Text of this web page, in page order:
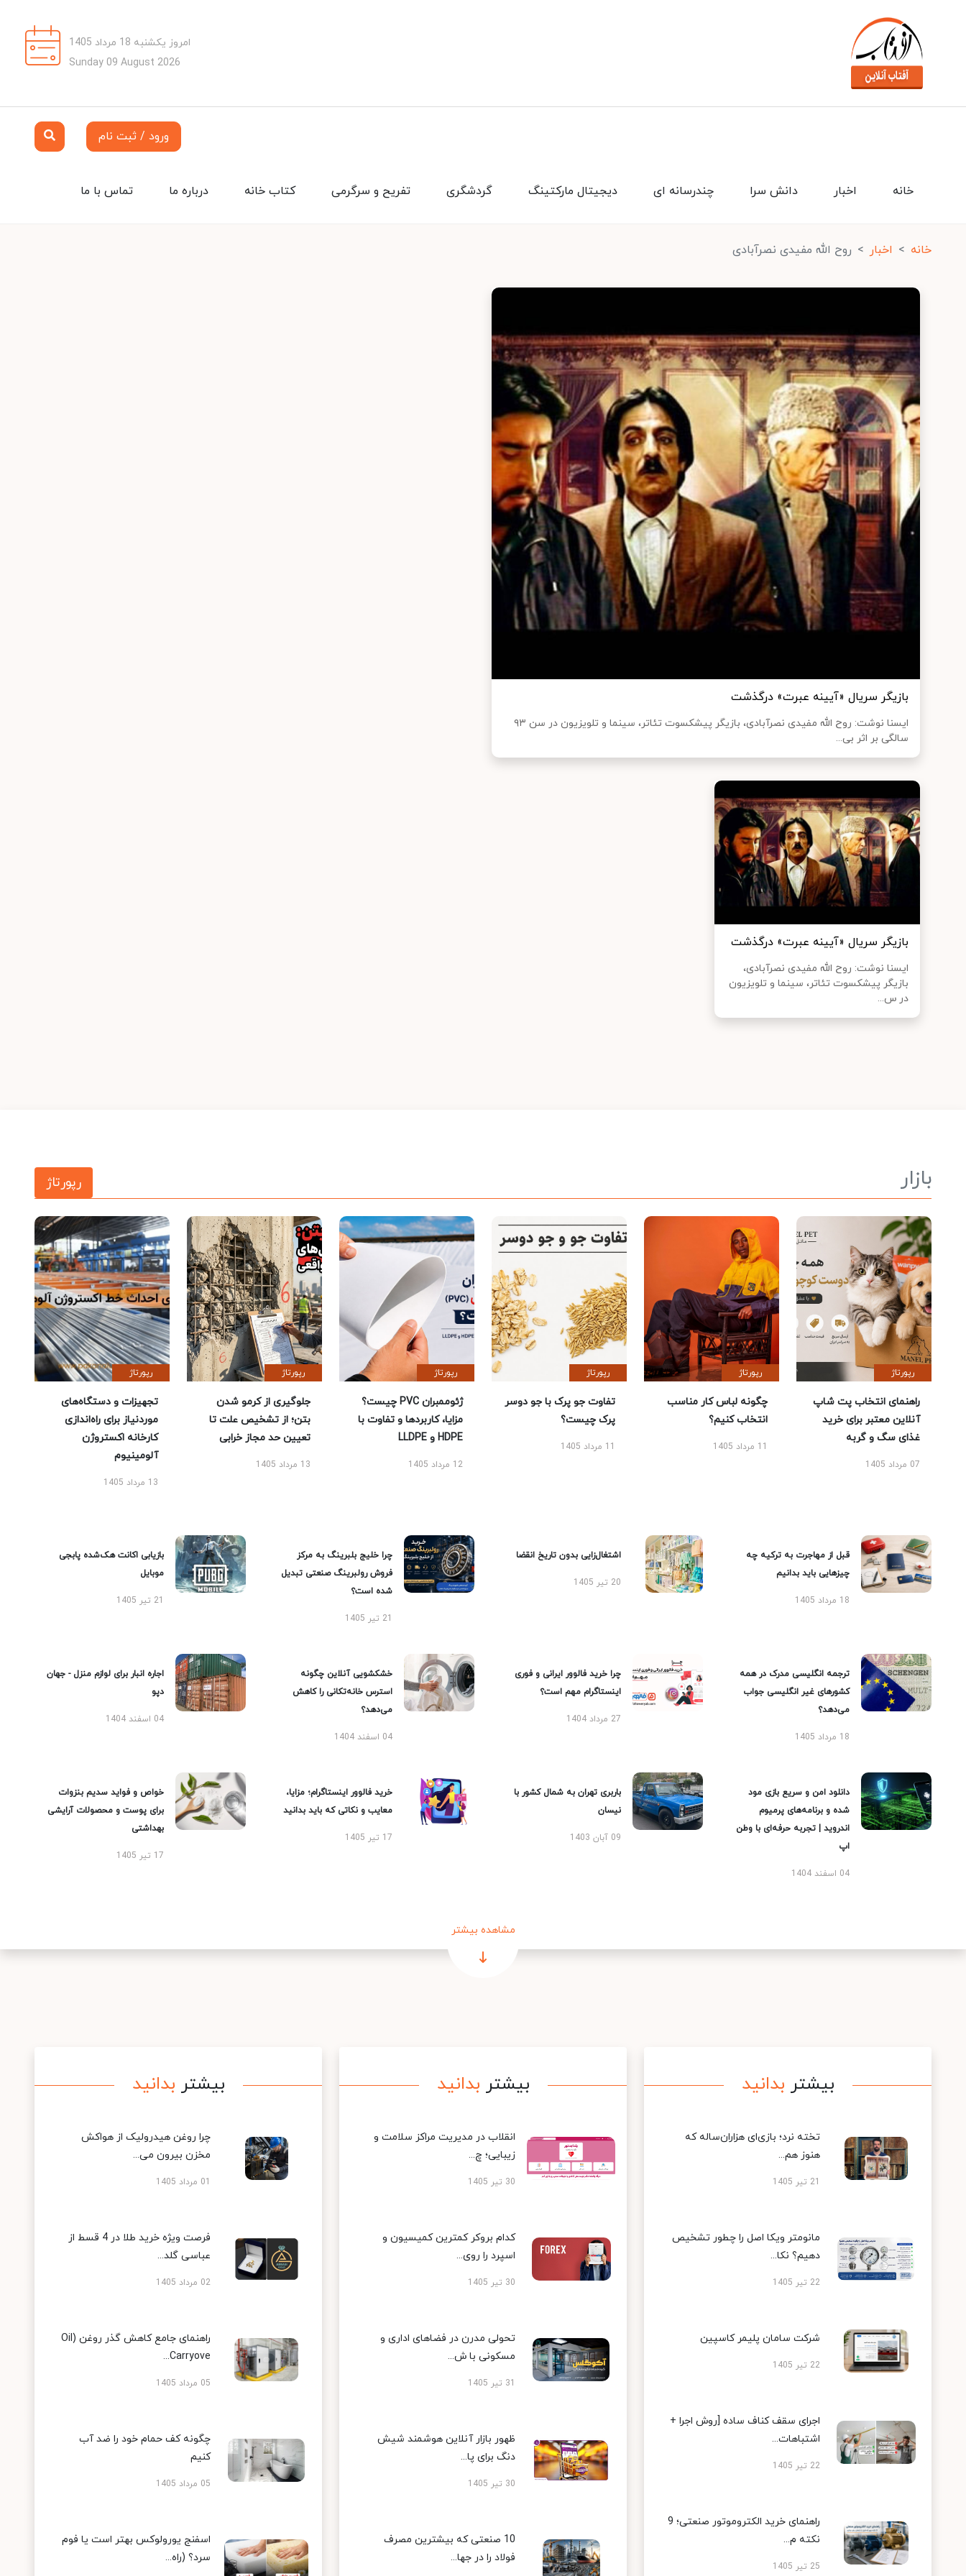
امروز یکشنبه 18 مرداد 1405
Sunday 09 August 2026
ورود / ثبت نام
تماس با ما درباره ما کتاب خانه تفریح و سرگرمی گردشگری دیجیتال مارکتینگ چندرسانه ای دانش سرا اخبار خانه
خانه اخبار روح الله مفیدی نصرآبادی
بازیگر سریال «آیینه عبرت» درگذشت
ایسنا نوشت: روح الله مفیدی نصرآبادی، بازیگر پیشکسوت تئاتر، سینما و تلویزیون در سن ۹۳
سالگی بر اثر بی...
بازیگر سریال «آیینه عبرت» درگذشت
ایسنا نوشت: روح الله مفیدی نصرآبادی،
بازیگر پیشکسوت تئاتر، سینما و تلویزیون
در س...
بازار رپورتاژ
رپورتاژ
راهنمای انتخاب پت شاپ
آنلاین معتبر برای خرید
غذای سگ و گربه
07 مرداد 1405
رپورتاژ
چگونه لباس کار مناسب
انتخاب کنیم؟
11 مرداد 1405
رپورتاژ
تفاوت جو پرک با جو دوسر
پرک چیست؟
11 مرداد 1405
رپورتاژ
ژئوممبران PVC چیست؟
مزایا، کاربردها و تفاوت با
HDPE و LLDPE
12 مرداد 1405
رپورتاژ
جلوگیری از کرمو شدن
بتن؛ از تشخیص علت تا
تعیین حد مجاز خرابی
13 مرداد 1405
رپورتاژ
تجهیزات و دستگاه‌های
موردنیاز برای راه‌اندازی
کارخانه اکستروژن
آلومینیوم
13 مرداد 1405
قبل از مهاجرت به ترکیه چه
چیزهایی باید بدانیم
18 مرداد 1405
اشتغال‌زایی بدون تاریخ انقضا
20 تیر 1405
چرا خلیج بلبرینگ به مرکز
فروش رولبرینگ صنعتی تبدیل
شده است؟
21 تیر 1405
بازیابی اکانت هک‌شده پابجی
موبایل
21 تیر 1405
ترجمه انگلیسی مدرک در همه
کشورهای غیر انگلیسی جواب
می‌دهد؟
18 مرداد 1405
چرا خرید فالوور ایرانی و فوری
اینستاگرام مهم است؟
27 مرداد 1404
خشکشویی آنلاین چگونه
استرس خانه‌تکانی را کاهش
می‌دهد؟
04 اسفند 1404
اجاره انبار برای لوازم منزل - جهان
دپو
04 اسفند 1404
دانلود امن و سریع بازی مود
شده و برنامه‌های پرمیوم
اندروید | تجربه حرفه‌ای با وطن
اپ
04 اسفند 1404
باربری تهران به شمال کشور با
نیسان
09 آبان 1403
خرید فالوور اینستاگرام؛ مزایا،
معایب و نکاتی که باید بدانید
17 تیر 1405
خواص و فواید سدیم بنزوات
برای پوست و محصولات آرایشی
بهداشتی
17 تیر 1405
مشاهده بیشتر
بیشتر بدانید
تخته نرد؛ بازی‌ای هزاران‌ساله که
هنوز هم...
21 تیر 1405
مانومتر ویکا اصل را چطور تشخیص
دهیم؟ نکا...
22 تیر 1405
شرکت سامان پلیمر کاسپین
22 تیر 1405
اجرای سقف کناف ساده [روش اجرا +
اشتباهات...
22 تیر 1405
راهنمای خرید الکتروموتور صنعتی؛ 9
نکته م...
25 تیر 1405
بیشتر بدانید
انقلاب در مدیریت مراکز سلامت و
زیبایی؛ چ...
30 تیر 1405
کدام بروکر کمترین کمیسیون و
اسپرد را روی...
30 تیر 1405
تحولی مدرن در فضاهای اداری و
مسکونی با ش...
31 تیر 1405
ظهور بازار آنلاین هوشمند شیش
دنگ برای پا...
30 تیر 1405
10 صنعتی که بیشترین مصرف
فولاد را در جها...
بیشتر بدانید
چرا روغن هیدرولیک از هواکش
مخزن بیرون می...
01 مرداد 1405
فرصت ویژه خرید طلا در 4 قسط از
عباسی گلد...
02 مرداد 1405
راهنمای جامع کاهش گذر روغن (Oil
Carryove...
05 مرداد 1405
چگونه کف حمام خود را ضد آب
کنیم
05 مرداد 1405
اسفنج یورولوکس بهتر است یا فوم
سرد؟ (راه...